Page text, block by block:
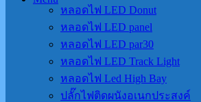
หลอดไฟ LED Donut
หลอดไฟ LED panel
หลอดไฟ LED par30
หลอดไฟ LED Track Light
หลอดไฟ Led High Bay
ปลั๊กไฟติดผนังอเนกประสงค์